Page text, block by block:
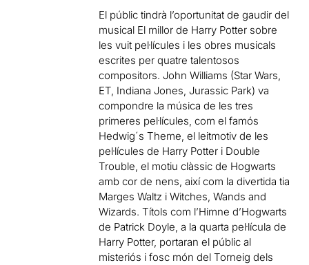
El públic tindrà l’oportunitat de gaudir del
musical El millor de Harry Potter sobre
les vuit pel·lícules i les obres musicals
escrites per quatre talentosos
compositors. John Williams (Star Wars,
ET, Indiana Jones, Jurassic Park) va
compondre la música de les tres
primeres pel·lícules, com el famós
Hedwig´s Theme, el leitmotiv de les
pel·lícules de Harry Potter i Double
Trouble, el motiu clàssic de Hogwarts
amb cor de nens, així com la divertida tia
Marges Waltz i Witches, Wands and
Wizards. Títols com l’Himne d’Hogwarts
de Patrick Doyle, a la quarta pel·lícula de
Harry Potter, portaran el públic al
misteriós i fosc món del Torneig dels